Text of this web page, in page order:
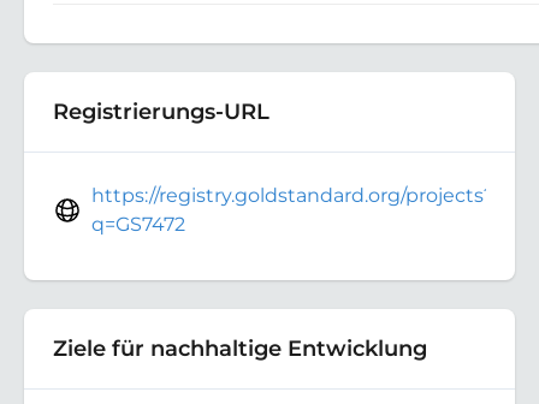
Registrierungs-URL
https://registry.goldstandard.org/projects?
q=GS7472
Ziele für nachhaltige Entwicklung